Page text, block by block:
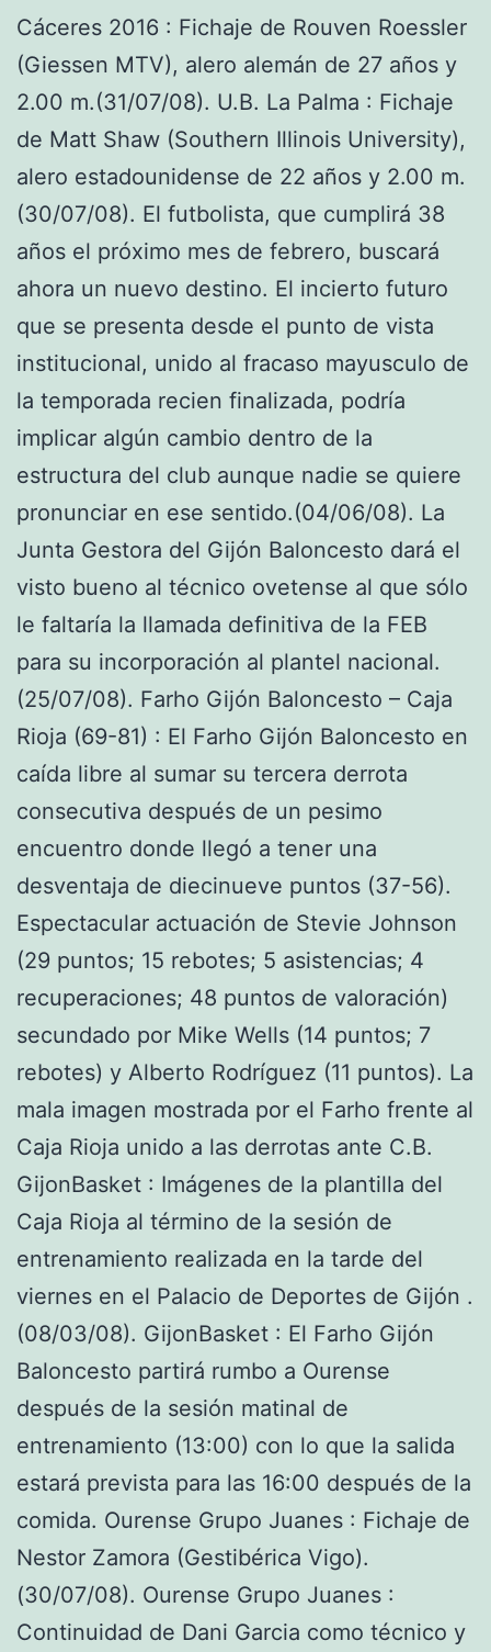
Cáceres 2016 : Fichaje de Rouven Roessler
(Giessen MTV), alero alemán de 27 años y
2.00 m.(31/07/08). U.B. La Palma : Fichaje
de Matt Shaw (Southern Illinois University),
alero estadounidense de 22 años y 2.00 m.
(30/07/08). El futbolista, que cumplirá 38
años el próximo mes de febrero, buscará
ahora un nuevo destino. El incierto futuro
que se presenta desde el punto de vista
institucional, unido al fracaso mayusculo de
la temporada recien finalizada, podría
implicar algún cambio dentro de la
estructura del club aunque nadie se quiere
pronunciar en ese sentido.(04/06/08). La
Junta Gestora del Gijón Baloncesto dará el
visto bueno al técnico ovetense al que sólo
le faltaría la llamada definitiva de la FEB
para su incorporación al plantel nacional.
(25/07/08). Farho Gijón Baloncesto – Caja
Rioja (69-81) : El Farho Gijón Baloncesto en
caída libre al sumar su tercera derrota
consecutiva después de un pesimo
encuentro donde llegó a tener una
desventaja de diecinueve puntos (37-56).
Espectacular actuación de Stevie Johnson
(29 puntos; 15 rebotes; 5 asistencias; 4
recuperaciones; 48 puntos de valoración)
secundado por Mike Wells (14 puntos; 7
rebotes) y Alberto Rodríguez (11 puntos). La
mala imagen mostrada por el Farho frente al
Caja Rioja unido a las derrotas ante C.B.
GijonBasket : Imágenes de la plantilla del
Caja Rioja al término de la sesión de
entrenamiento realizada en la tarde del
viernes en el Palacio de Deportes de Gijón .
(08/03/08). GijonBasket : El Farho Gijón
Baloncesto partirá rumbo a Ourense
después de la sesión matinal de
entrenamiento (13:00) con lo que la salida
estará prevista para las 16:00 después de la
comida. Ourense Grupo Juanes : Fichaje de
Nestor Zamora (Gestibérica Vigo).
(30/07/08). Ourense Grupo Juanes :
Continuidad de Dani Garcia como técnico y